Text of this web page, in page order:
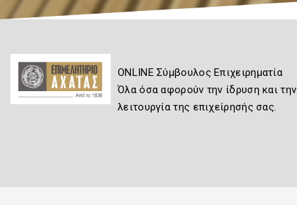
ONLINE Σύμβουλος Επιχειρηματία
Όλα όσα αφορούν την ίδρυση και την
λειτουργία της επιχείρησής σας.